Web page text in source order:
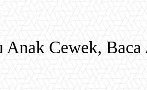
Anak Cewek, Baca